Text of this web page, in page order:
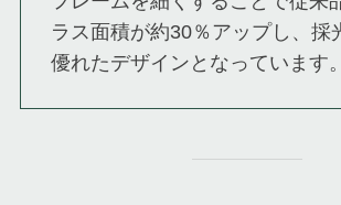
ラス面積が約30％アップし、採
優れたデザインとなっています。